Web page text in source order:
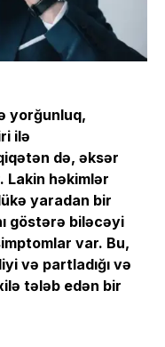
yorğunluq,
ilə
də, əksər
Lakin həkimlər
yaradan bir
göstərə biləcəyi
var. Bu,
və partladığı və
tələb edən bir